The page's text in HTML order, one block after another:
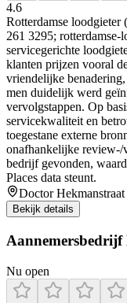
4.6
Rotterdamse loodgieter
261 3295; rotterdamse-
servicegerichte
klanten prijzen vooral
vriendelijke
men duidelijk werd
vervolgstappen. Op
servicekwaliteit en
toegestane externe
onafhankelijke
bedrijf gevonden,
Places data steunt.
Doctor
Bekijk details
Nu open